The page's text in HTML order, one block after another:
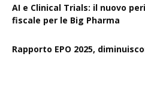
AI e Clinical Trials: il nuovo
fiscale per le Big Pharma
Rapporto EPO 2025,